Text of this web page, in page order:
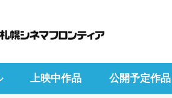
上映中作品 公開予定作品